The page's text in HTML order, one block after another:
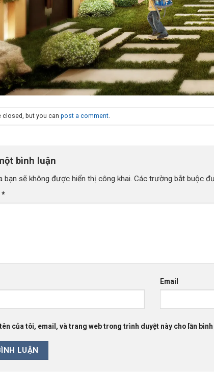
closed, but you can post a comment
bình luận
bạn sẽ không được hiển thị công khai. Các trường bắt buộc
*
Email
của tôi, email, và trang web trong trình duyệt này cho lần